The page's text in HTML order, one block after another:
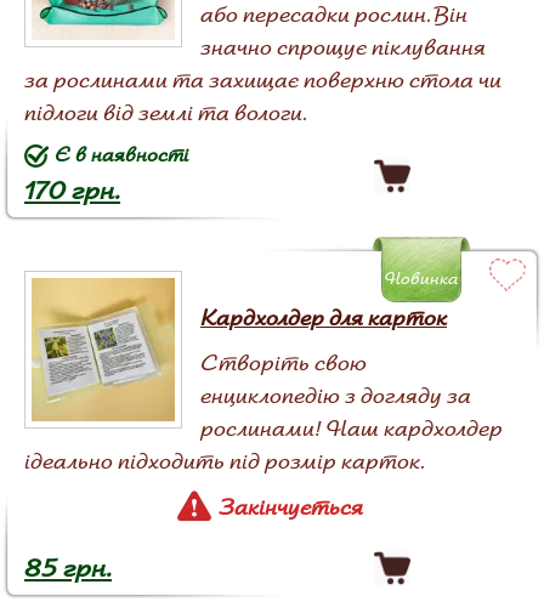
або пересадки рослин. Він
значно спрощує піклування
за рослинами та захищає поверхню стола чи
підлоги від землі та вологи.
170 грн.
Є в наявності
Кардхолдер для карток
Створіть свою
енциклопедію з догляду за
рослинами! Наш кардхолдер
ідеально підходить під розмір карток.
Закінчується
85 грн.
Новинка